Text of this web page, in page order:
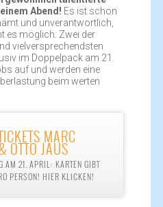
Abend! Es ist schon
und unverantwortlich,
es möglich: Zwei der
vielversprechendsten
im Doppelpack am 21.
auf und werden eine
beim werten
MARC
OTTO JAUS
AM 21. APRIL: KARTEN GIBT
PERSON! HIER KLICKEN!